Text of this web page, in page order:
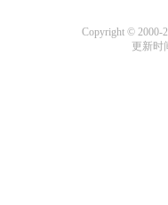
Copyright © 2000-
更新时